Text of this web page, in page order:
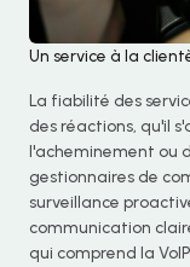
Un service à la
La fiabilité des
des réactions, qu'il
l'acheminement ou
gestionnaires de
surveillance
communication
qui comprend la